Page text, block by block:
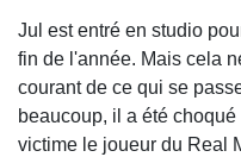
Jul est entré en studio
fin de l'année. Mais cela
courant de ce qui se
beaucoup, il a été
victime le joueur du Real